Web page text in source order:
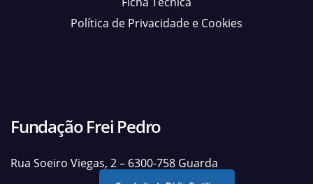
Política de Privacidade e Cookies
Fundação Frei Pedro
Rua Soeiro Viegas, 2 – 6300-758 Guarda